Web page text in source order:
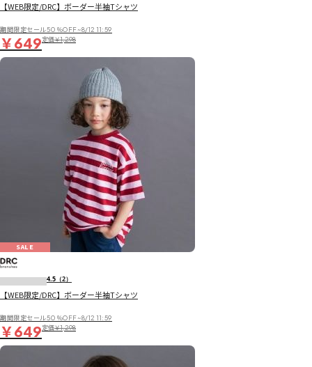
【WEB限定/DRC】ボーダー半袖Tシャツ
期間限定セール50％OFF~8/12 11:59
￥649定価￥1,298
SALE
4.5 （2）
【WEB限定/DRC】ボーダー半袖Tシャツ
期間限定セール50％OFF~8/12 11:59
￥649定価￥1,298